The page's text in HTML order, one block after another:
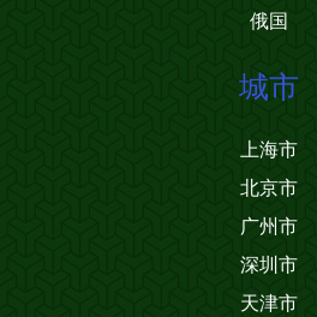
俄国
城市
上海市
北京市
广州市
深圳市
天津市